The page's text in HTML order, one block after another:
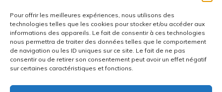
Pour offrir les meilleures expériences, nous utilisons des
technologies telles que les cookies pour stocker et/ou accéder aux
informations des appareils. Le fait de consentir à ces technologies
nous permettra de traiter des données telles que le comportement
de navigation ou les ID uniques sur ce site. Le fait de ne pas
consentir ou de retirer son consentement peut avoir un effet négatif
sur certaines caractéristiques et fonctions.
SUIVANT
TEST : Clavier mécanique
Thermaltake Argent K5 RGB